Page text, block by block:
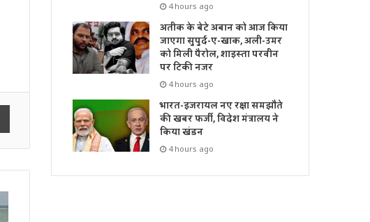
Print
4 hours ago
अतीक के बेटे अबान को आज किया
जाएगा सुपुर्द-ए-खाक, अली-उमर
को मिली पैरोल, शाइस्ता परवीन
पर टिकी नजर
4 hours ago
भारत-इजरायल नए रक्षा समझौते
की खबर फर्जी, विदेश मंत्रालय ने
किया खंडन
4 hours ago